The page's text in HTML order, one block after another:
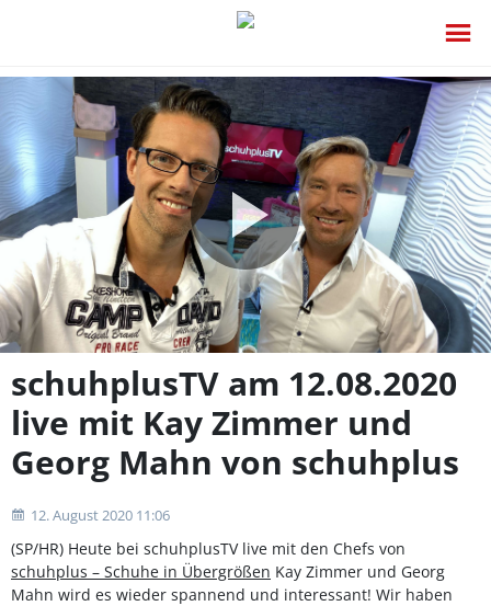
Video
schuhplusTV am 12.08.2020
live mit Kay Zimmer und
Georg Mahn von schuhplus
12. August 2020 11:06
(SP/HR) Heute bei schuhplusTV live mit den Chefs von
schuhplus – Schuhe in Übergrößen Kay Zimmer und Georg
Mahn wird es wieder spannend und interessant! Wir haben